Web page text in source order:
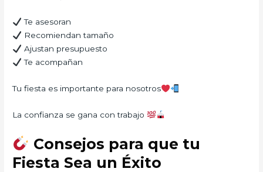
Te asesoran
Recomiendan tamaño
Ajustan presupuesto
Te acompañan
Tu fiesta es importante para nosotros
La confianza se gana con trabajo
Consejos para que tu
Fiesta Sea un Éxito